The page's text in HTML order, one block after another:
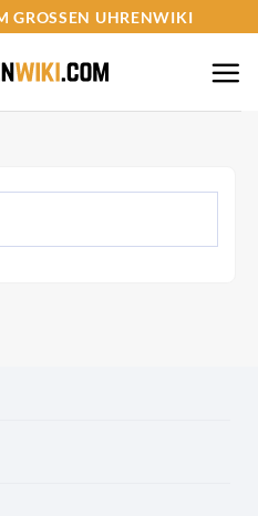
GROSSEN UHRENWIKI